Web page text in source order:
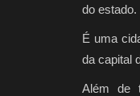
do estado.
É uma
da capital
Além de